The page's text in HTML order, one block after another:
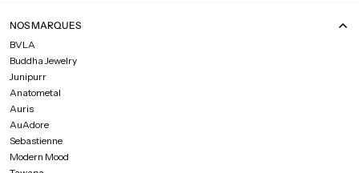
NOS MARQUES
BVLA
Buddha Jewelry
Junipurr
Anatometal
Auris
AuAdore
Sebastienne
Modern Mood